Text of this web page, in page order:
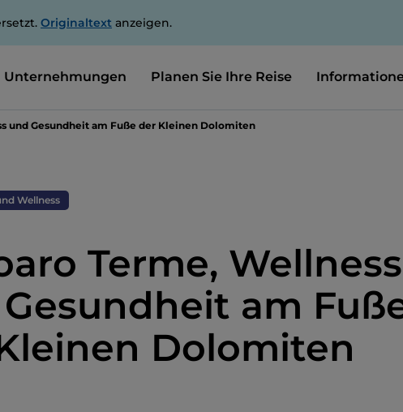
Originaltext anzeigen.
Unternehmungen Planen Sie Ihre Reise
und Gesundheit am Fuße der Kleinen Dolomiten
Wellness
Terme, Wellness
am
Dolomiten